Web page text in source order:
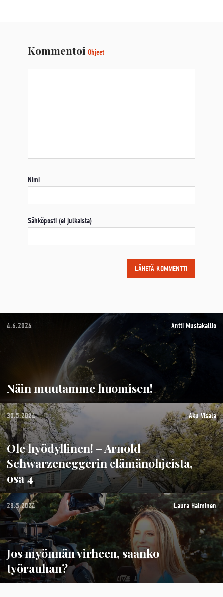
Kommentoi Ohjeet
Nimi
Sähköposti (ei julkaista)
4.6.2024 Antti Mustakallio
Näin muutamme huomisen!
30.5.2024 Aku Visala
Ole hyödyllinen! – Arnold
Schwarzeneggerin elämänohjeista,
osa 4
28.5.2024 Laura Halminen
Jos myönnän virheen, saanko
työrauhan?